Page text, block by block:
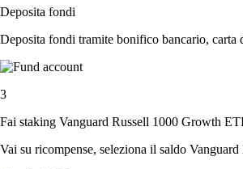
Deposita fondi
Deposita fondi tramite bonifico bancario,
3
Fai staking Vanguard Russell 1000 Growth
Vai su ricompense, seleziona il saldo